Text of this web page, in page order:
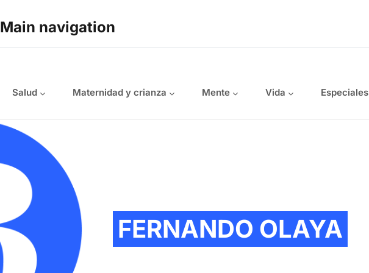
Main navigation
Salud Maternidad y crianza Mente Vida Especiales
FERNANDO OLAYA